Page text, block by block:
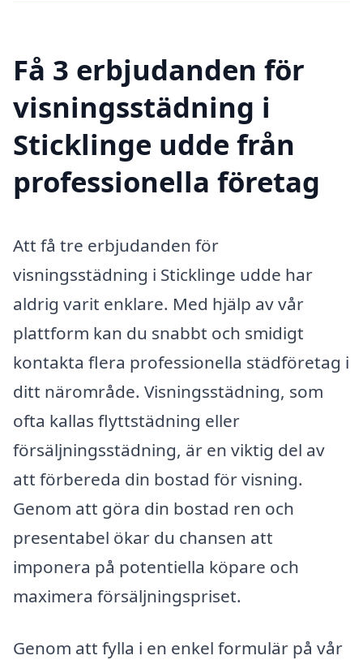
Få 3 erbjudanden för
visningsstädning i
Sticklinge udde från
professionella företag
Att få tre erbjudanden för
visningsstädning i Sticklinge udde har
aldrig varit enklare. Med hjälp av vår
plattform kan du snabbt och smidigt
kontakta flera professionella städföretag i
ditt närområde. Visningsstädning, som
ofta kallas flyttstädning eller
försäljningsstädning, är en viktig del av
att förbereda din bostad för visning.
Genom att göra din bostad ren och
presentabel ökar du chansen att
imponera på potentiella köpare och
maximera försäljningspriset.
Genom att fylla i en enkel formulär på vår